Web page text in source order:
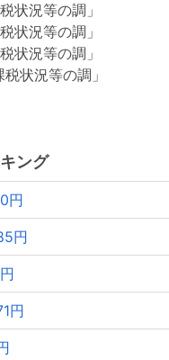
況等の調」
況等の調」
況等の調」
状況等の調」
ング
円
円
円